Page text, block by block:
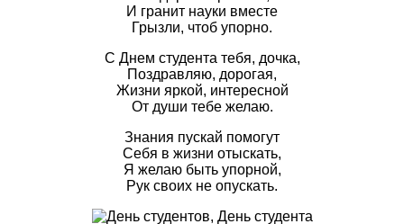
И гранит науки вместе
Грызли, чтоб упорно.
С Днем студента тебя, дочка,
Поздравляю, дорогая,
Жизни яркой, интересной
От души тебе желаю.
Знания пускай помогут
Себя в жизни отыскать,
Я желаю быть упорной,
Рук своих не опускать.